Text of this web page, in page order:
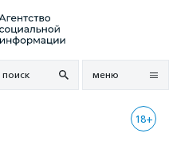
поиск меню
18+